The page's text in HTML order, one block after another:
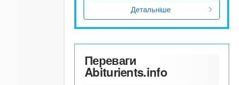
Детальніше
Переваги
Abiturients.info